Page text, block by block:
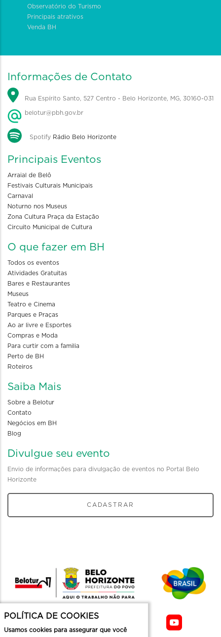
Observatório do Turismo
Principais atrativos
Venda BH
Informações de Contato
Rua Espírito Santo, 527 Centro - Belo Horizonte, MG, 30160-031
belotur@pbh.gov.br
Spotify Rádio Belo Horizonte
Principais Eventos
Arraial de Belô
Festivais Culturais Municipais
Carnaval
Noturno nos Museus
Zona Cultura Praça da Estação
Circuito Municipal de Cultura
O que fazer em BH
Todos os eventos
Atividades Gratuitas
Bares e Restaurantes
Museus
Teatro e Cinema
Parques e Praças
Ao ar livre e Esportes
Compras e Moda
Para curtir com a familia
Perto de BH
Roteiros
Saiba Mais
Sobre a Belotur
Contato
Negócios em BH
Blog
Divulgue seu evento
Envio de informações para divulgação de eventos no Portal Belo
Horizonte
CADASTRAR
POLÍTICA DE COOKIES
Usamos cookies para assegurar que você